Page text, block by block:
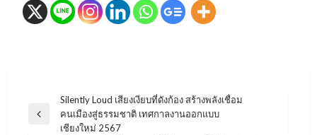
แนะแนว
เรื่อง
Previous
Silently Loud เสียงเงียบที่ดังก้อง สร้างพลังเชื่อม
คนเมืองสู่ธรรมชาติ เทศกาลงานออกแบบ
เชียงใหม่ 2567